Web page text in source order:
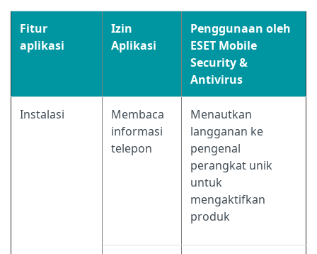
Fitur
aplikasi
Izin
Aplikasi
Penggunaan oleh
ESET Mobile
Security &
Antivirus
Instalasi
Membaca
informasi
telepon
Menautkan
langganan ke
pengenal
perangkat unik
untuk
mengaktifkan
produk